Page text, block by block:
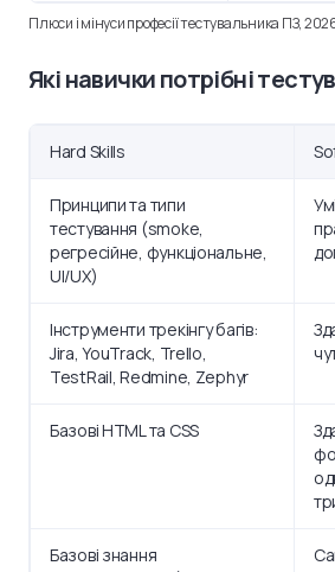
Плюси і мінуси професії тестувальника ПЗ,
Які навички потрібні
Hard Skills
Принципи та типи
тестування (smoke,
регресійне, функціональне,
UI/UX)
Інструменти трекінгу багів:
Jira, YouTrack, Trello,
TestRail, Redmine, Zephyr
Базові HTML та CSS
Базові знання